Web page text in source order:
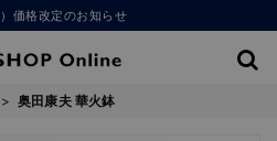
価格改定のお知らせ
>奥田康夫 華火鉢